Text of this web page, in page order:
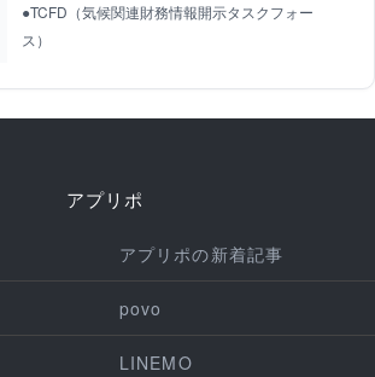
●TCFD（気候関連財務情報開示タスクフォー
ス）
アプリポ
アプリポの新着記事
povo
LINEMO